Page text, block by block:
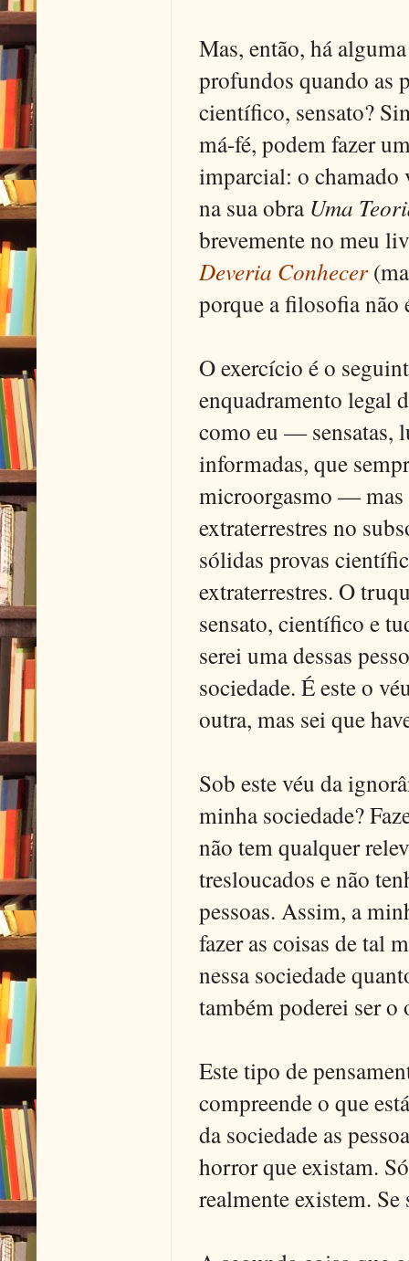
Mas, então, há
profundos quando as
científico, sensato?
má-fé, podem fazer
imparcial: o chamado
na sua obra Uma
brevemente no meu
Deveria Conhecer
porque a filosofia não
O exercício é o
enquadramento legal
como eu — sensatas,
informadas, que
microorgasmo — mas
extraterrestres no
sólidas provas
extraterrestres. O
sensato, científico e
serei uma dessas
sociedade. É este o
outra, mas sei que
Sob este véu da
minha sociedade?
não tem qualquer
tresloucados e não
pessoas. Assim, a
fazer as coisas de tal
nessa sociedade
também poderei ser o
Este tipo de
compreende o que
da sociedade as
horror que existam.
realmente existem. Se